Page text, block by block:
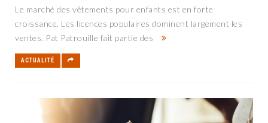
Le marché des vêtements pour enfants est en forte
croissance. Les licences populaires dominent largement les
ventes. Pat Patrouille fait partie des
ACTUALITÉ